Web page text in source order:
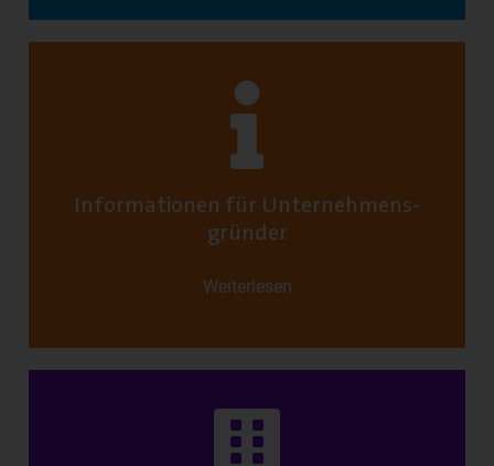
Informationen für Unternehmens­
gründer
Weiterlesen